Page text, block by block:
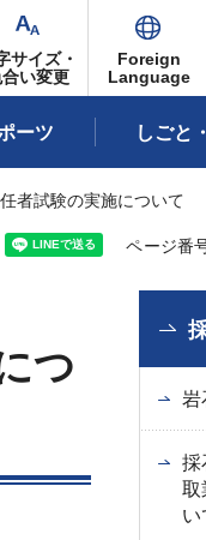
サイズ・
い変更
Foreign
Language
ーツ しごと
者試験の実施について
ページ番
つ
岩
採
取
い